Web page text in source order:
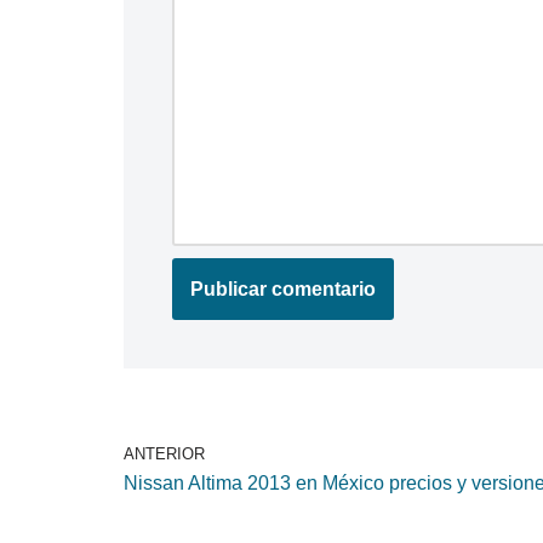
ANTERIOR
Nissan Altima 2013 en México precios y